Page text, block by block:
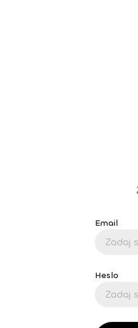
Email
Heslo